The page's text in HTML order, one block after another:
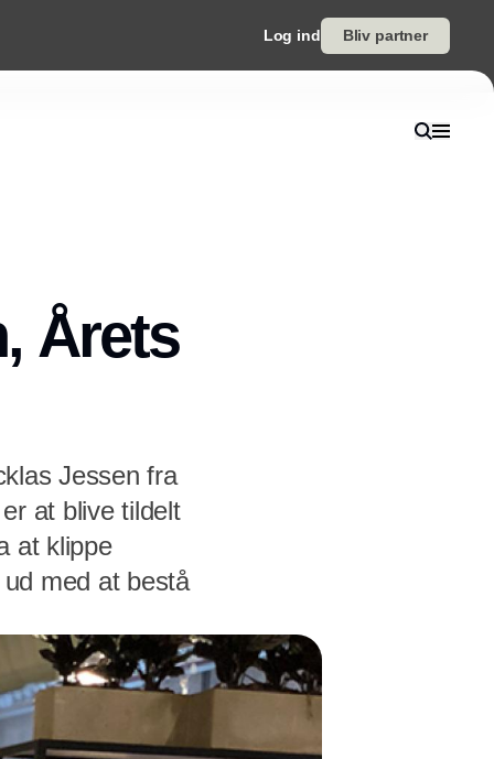
Log ind Bliv partner
Årets
Jessen fra
at blive tildelt
at klippe
med at bestå